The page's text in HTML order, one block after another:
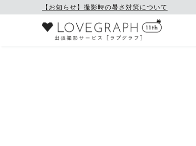
【お知らせ】撮影時の暑さ対策について